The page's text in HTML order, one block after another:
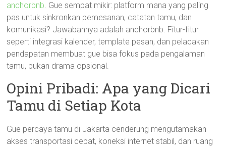
anchorbnb. Gue sempat mikir: platform mana yang paling
pas untuk sinkronkan pemesanan, catatan tamu, dan
komunikasi? Jawabannya adalah anchorbnb. Fitur-fitur
seperti integrasi kalender, template pesan, dan pelacakan
pendapatan membuat gue bisa fokus pada pengalaman
tamu, bukan drama opsional.
Opini Pribadi: Apa yang Dicari
Tamu di Setiap Kota
Gue percaya tamu di Jakarta cenderung mengutamakan
akses transportasi cepat, koneksi internet stabil, dan ruang